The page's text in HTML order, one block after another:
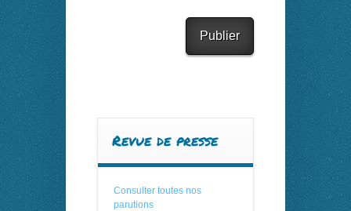
Revue de presse
Consulter toutes nos
parutions